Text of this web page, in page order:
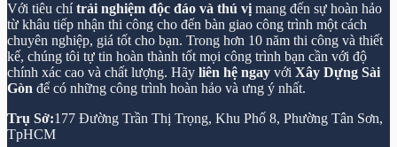
Với tiêu chítrải nghiệm độc đáo và thú vị mang đến sự hoàn hảo
từ khâu tiếp nhận thi công cho đến bàn giao công trình một cách
chuyên nghiệp, giá tốt cho bạn. Trong hơn 10 năm thi công và thiết
kế, chúng tôi tự tin hoàn thành tốt mọi công trình bạn cần với độ
chính xác cao và chất lượng. Hãy liên hệ ngay với Xây Dựng Sài
Gòn để có những công trình hoàn hảo và ưng ý nhất.
Trụ Sở:177 Đường Trần Thị Trọng, Khu Phố 8, Phường Tân Sơn,
TpHCM